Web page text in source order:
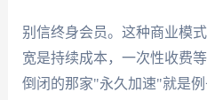
别信终身会员。这种商业模
宽是持续成本，一次性收费
倒闭的那家"永久加速"就是